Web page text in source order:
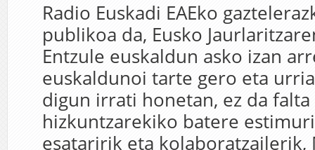
Radio Euskadi EAEko
publikoa da, Eusko
Entzule euskaldun asko izan
euskaldunoi tarte gero eta
digun irrati honetan, ez da
hizkuntzarekiko batere
esataririk eta kolaboratzailerik,